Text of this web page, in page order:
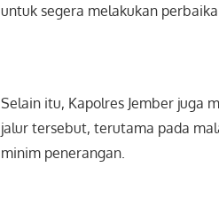
untuk segera melakukan
Selain itu, Kapolres Jember juga
jalur tersebut, terutama pada
minim penerangan.